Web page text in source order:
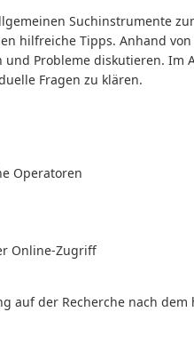
Suchinstrumente
hilfreiche Tipps. Anhand
Probleme diskutieren. Im
Fragen zu klären.
Operatoren
Online-Zugriff
auf der Recherche nach dem